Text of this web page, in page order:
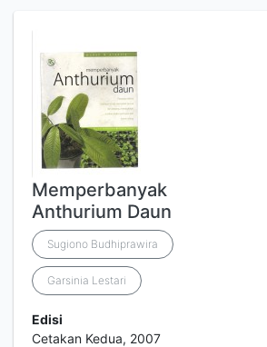
Memperbanyak
Anthurium Daun
Sugiono Budhiprawira
Garsinia Lestari
Edisi
Cetakan Kedua, 2007